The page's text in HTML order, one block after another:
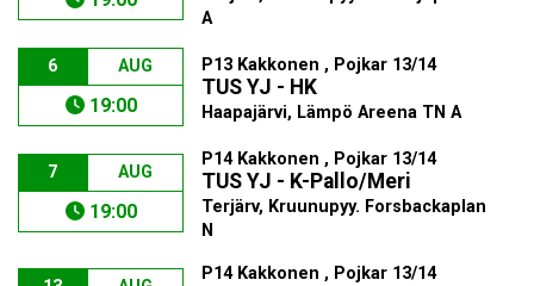
A
6 AUG
19:00
P13 Kakkonen , Pojkar 13/14
TUS YJ - HK
Haapajärvi, Lämpö Areena TN A
7 AUG
19:00
P14 Kakkonen , Pojkar 13/14
TUS YJ - K-Pallo/Meri
Terjärv, Kruunupyy. Forsbackaplan
N
P14 Kakkonen , Pojkar 13/14